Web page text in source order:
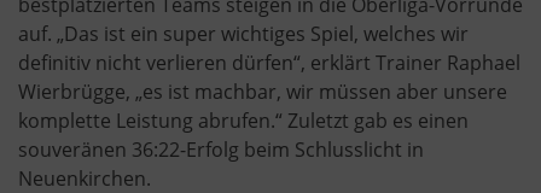
auf. „Das ist ein super wichtiges Spiel, welches wir
definitiv nicht verlieren dürfen“, erklärt Trainer Raphael
Wierbrügge, „es ist machbar, wir müssen aber unsere
komplette Leistung abrufen.“ Zuletzt gab es einen
souveränen 36:22-Erfolg beim Schlusslicht in
Neuenkirchen.